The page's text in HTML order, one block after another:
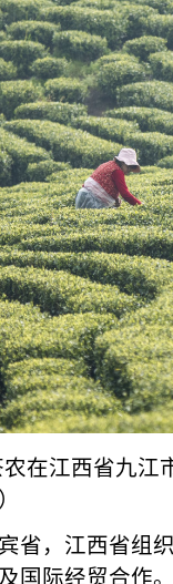
在江西省九江
省，江西省组
国际经贸合作